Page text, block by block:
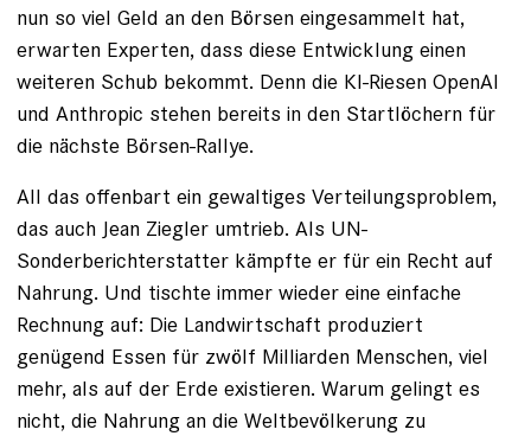
nun so viel Geld an den Börsen eingesammelt hat,
erwarten Experten, dass diese Entwicklung einen
weiteren Schub bekommt. Denn die KI-Riesen OpenAI
und Anthropic stehen bereits in den Startlöchern für
die nächste Börsen-Rallye.
All das offenbart ein gewaltiges Verteilungsproblem,
das auch Jean Ziegler umtrieb. Als UN-
Sonderberichterstatter kämpfte er für ein Recht auf
Nahrung. Und tischte immer wieder eine einfache
Rechnung auf: Die Landwirtschaft produziert
genügend Essen für zwölf Milliarden Menschen, viel
mehr, als auf der Erde existieren. Warum gelingt es
nicht, die Nahrung an die Weltbevölkerung zu